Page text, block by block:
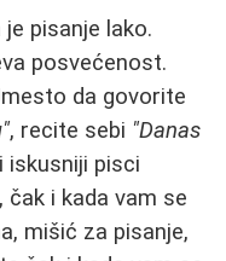
pisanje lako.
posvećenost.
da govorite
, recite sebi "Danas
iskusniji pisci
, čak i kada vam se
mišić za pisanje,